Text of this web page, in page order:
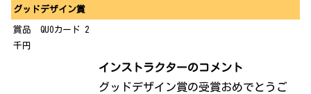
グッドデザイン賞
賞品 QUOカード 2
千円
インストラクターのコメント
グッドデザイン賞の受賞おめでとうご